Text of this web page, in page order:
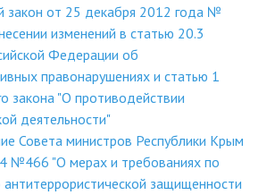
закон от 25 декабря 2012 года №
изменений в статью 20.3
Федерации об
правонарушениях и статью 1
закона "О противодействии
деятельности"
Совета министров Республики Крым
№466 "О мерах и требованиях по
защищенности